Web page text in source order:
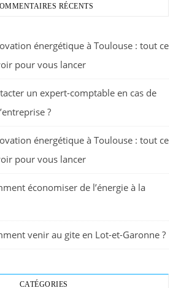
RÉCENTS
énergétique à Toulouse : tout ce
pour vous lancer
un expert-comptable en cas de
?
énergétique à Toulouse : tout ce
pour vous lancer
économiser de l’énergie à la
venir au gite en Lot-et-Garonne ?
CATÉGORIES